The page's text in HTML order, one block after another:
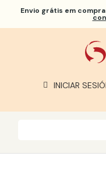
Envio grátis em
INICIAR
SOBRE NÓS